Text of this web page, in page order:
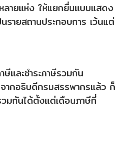
ลายแห่ง ให้แยกยื่นแบบแสดง
นรายสถานประกอบการ เว้นแต่
และชำระภาษีรวมกัน
กอธิบดีกรมสรรพากรแล้ว ก็
มกันได้ตั้งแต่เดือนภาษีที่